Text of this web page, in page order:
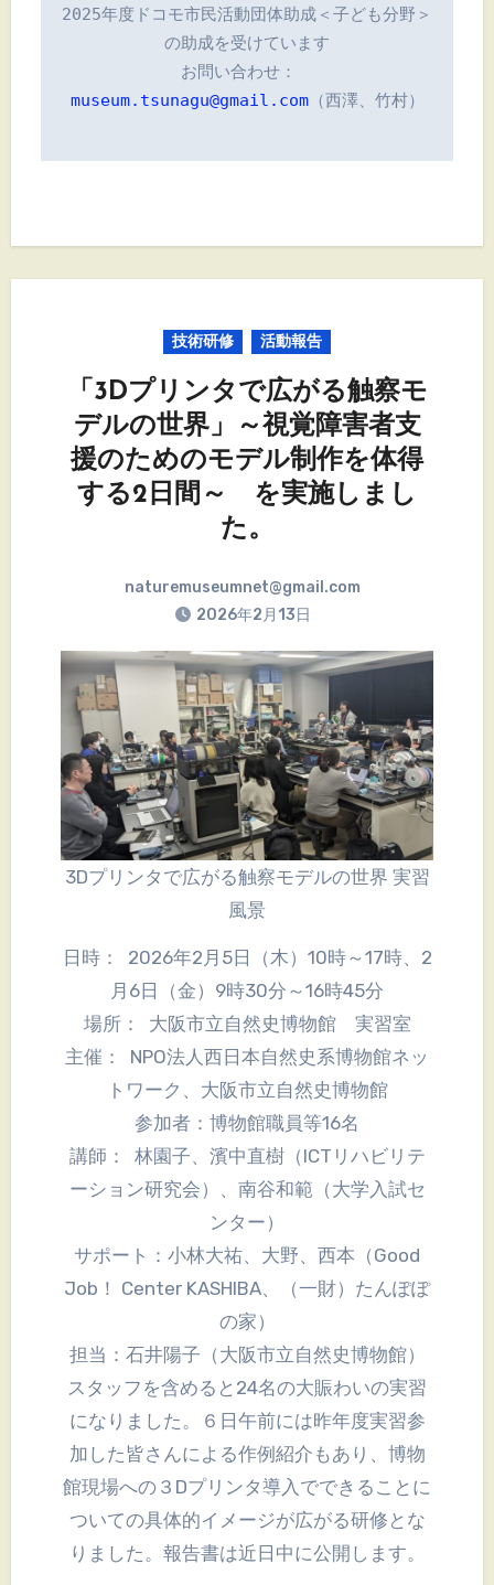
2025年度ドコモ市民活動団体助成＜子ども分野＞
の助成を受けています
お問い合わせ：
museum.tsunagu@gmail.com（西澤、竹村）
技術研修 活動報告
「3Dプリンタで広がる触察モ
デルの世界」～視覚障害者支
援のためのモデル制作を体得
する2日間～ を実施しまし
た。
naturemuseumnet@gmail.com
2026年2月13日
3Dプリンタで広がる触察モデルの世界 実習
風景
日時： 2026年2月5日（木）10時～17時、2
月6日（金）9時30分～16時45分
場所： 大阪市立自然史博物館 実習室
主催： NPO法人西日本自然史系博物館ネッ
トワーク、大阪市立自然史博物館
参加者：博物館職員等16名
講師： 林園子、濱中直樹（ICTリハビリテ
ーション研究会）、南谷和範（大学入試セ
ンター）
サポート：小林大祐、大野、西本（Good
Job！ Center KASHIBA、（一財）たんぽぽ
の家）
担当：石井陽子（大阪市立自然史博物館）
スタッフを含めると24名の大賑わいの実習
になりました。６日午前には昨年度実習参
加した皆さんによる作例紹介もあり、博物
館現場への３Dプリンタ導入でできることに
ついての具体的イメージが広がる研修とな
りました。報告書は近日中に公開します。